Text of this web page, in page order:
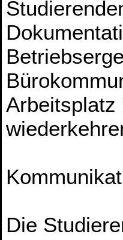
Arbeitsplatz
Die